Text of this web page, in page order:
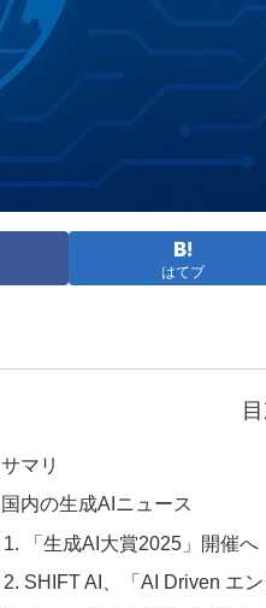
はてブ
サマリ
国内の生成AIニュース
「生成AI大賞2025」開催へ
SHIFT AI、「AI Driven エ